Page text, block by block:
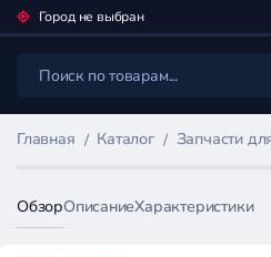
Город не выбран
Каталог
Главная Каталог Запчасти
ОбзорОписаниеХарактеристики